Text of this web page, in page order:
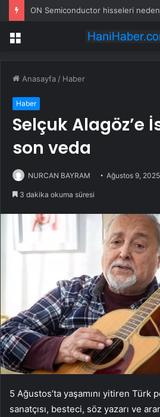
ON Semiconductor hisseleri
Menü
Anasayfa / Haber
Haber
Selçuk Alagöz’e
son veda
NURCAN BAYRAM Ağustos 9, 2025
3 dakika okuma süresi
5 Ağustos’ta yaşamını yitiren Türk
sanatçısı, besteci, söz yazarı ve